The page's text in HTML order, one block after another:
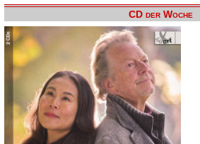
CD der Woche